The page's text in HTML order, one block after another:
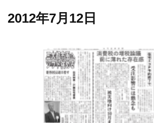
2012年7月12日